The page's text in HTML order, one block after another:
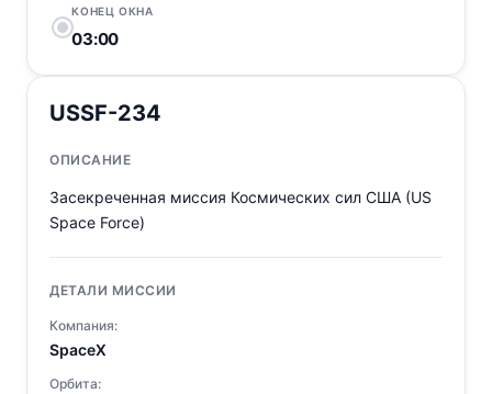
КОНЕЦ ОКНА
03:00
USSF-234
ОПИСАНИЕ
Засекреченная миссия Космических сил США (US
Space Force)
ДЕТАЛИ МИССИИ
Компания:
SpaceX
Орбита: